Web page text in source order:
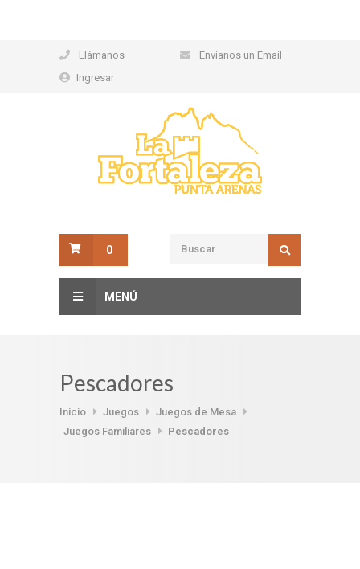
Llámanos
Envíanos un Email
Ingresar
0
MENÚ
Pescadores
Inicio Juegos
Juegos de Mesa
Juegos Familiares
Pescadores